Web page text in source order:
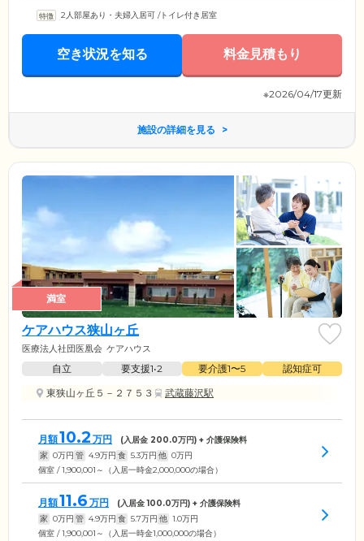
2人部屋あり・夫婦入居可 /トイレ付き居室
空き状況を知る 料金見積もり
※2026/04/17更新
施設の詳細を見る
満室
ケアハウス狭山ヶ丘
医療法人社団医凰会 ケアハウス
自立 要支援1•2 要介護1〜5
認知症可
東狭山ヶ丘５－２７５３
武蔵藤沢駅
月額10.2 万円 (入居金 200.0万円) + 介護保険料
家 0万円 管 4.9万円 食 5.3万円 他 0万円
個室 / 1,900,001～（入居一時金2,000,000の場合）
月額11.6 万円 (入居金100.0万円) + 介護保険料
家 0万円 管 4.9万円 食 5.7万円 他 1.0万円
個室 / 1,900,001～（入居一時金1,000,000の場合）